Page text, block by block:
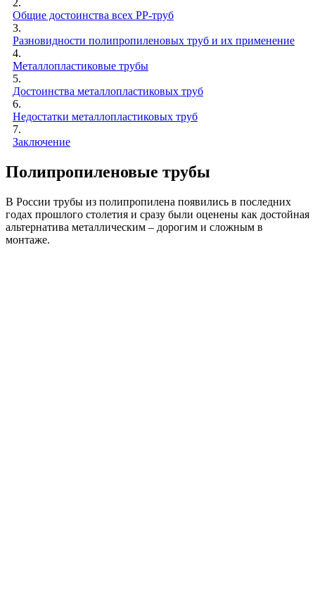
Общие достоинства всех РР-труб
3.
Разновидности полипропиленовых труб и их применение
4.
Металлопластиковые трубы
5.
Достоинства металлопластиковых труб
6.
Недостатки металлопластиковых труб
7.
Заключение
Полипропиленовые трубы
В России трубы из полипропилена появились в последних
годах прошлого столетия и сразу были оценены как достойная
альтернатива металлическим – дорогим и сложным в
монтаже.